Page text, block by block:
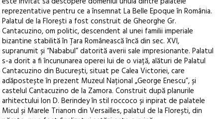
reprezentative pentru ce a însemnat La Belle Epoque în România.
Palatul de la Florești a fost construit de Gheorghe Gr.
Cantacuzino, om politic, descendent al unei familii imperiale
bizantine stabilită în Țara Românească încă din sec. XVI,
supranumit și “Nababul” datorită averii sale impresionante. Palatul
s-a dorit a fi încununarea operei lui de o viață, alături de Palatul
Cantacuzino din București, situat pe Calea Victoriei, care
adăpostește în prezent Muzeul Național „George Enescu”, și
castelul Cantacuzino de la Zamora. Construit după planurile
arhitectului Ion D. Berindey în stil roccoco și inpirat de palatele
Micul și Marele Trianon din Versailles, palatul de la Florești, din